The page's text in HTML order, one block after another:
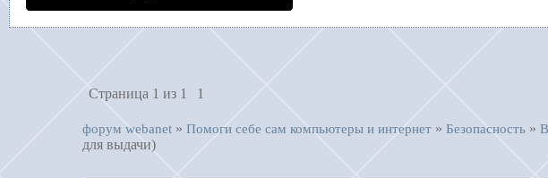
Страница 1 из 1 1
форум webanet » Помоги себе сам компьютеры и интернет » Безопасность »
для выдачи)